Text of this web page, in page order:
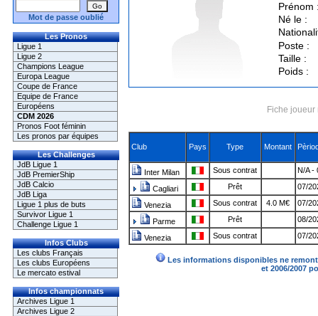
Mot de passe oublié
Les Pronos
Ligue 1
Ligue 2
Champions League
Europa League
Coupe de France
Equipe de France
Européens
CDM 2026
Pronos Foot féminin
Les pronos par équipes
Les Challenges
JdB Ligue 1
JdB PremierShip
JdB Calcio
JdB Liga
Ligue 1 plus de buts
Survivor Ligue 1
Challenge Ligue 1
Infos Clubs
Les clubs Français
Les clubs Européens
Le mercato estival
Infos championnats
Archives Ligue 1
Archives Ligue 2
Prénom
Né le :
Poste :
Taille :
Poids :
Fiche
Club Pays Type Montant
Inter Milan Sous contrat N/A -
Cagliari Prêt 07/
Venezia Sous contrat 4.0 M€ 07/
Parme Prêt 08/
Venezia Sous contrat 07/
Les informations disponibles ne
et 2006/2007